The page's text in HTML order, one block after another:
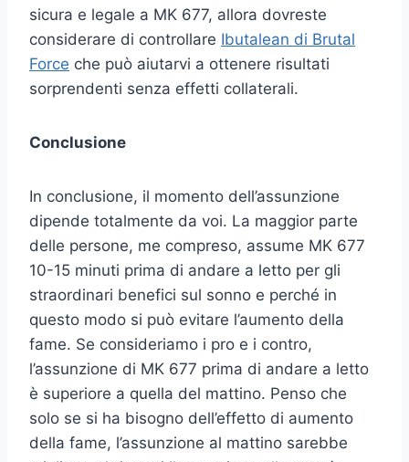
sicura e legale a MK 677, allora dovreste
considerare di controllare Ibutalean di Brutal
Force che può aiutarvi a ottenere risultati
sorprendenti senza effetti collaterali.
Conclusione
In conclusione, il momento dell’assunzione
dipende totalmente da voi. La maggior parte
delle persone, me compreso, assume MK 677
10-15 minuti prima di andare a letto per gli
straordinari benefici sul sonno e perché in
questo modo si può evitare l’aumento della
fame. Se consideriamo i pro e i contro,
l’assunzione di MK 677 prima di andare a letto
è superiore a quella del mattino. Penso che
solo se si ha bisogno dell’effetto di aumento
della fame, l’assunzione al mattino sarebbe